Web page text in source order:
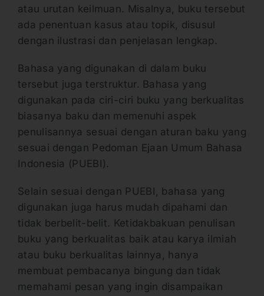
atau urutan keilmuan. Misalnya, buku tersebut
ada penentuan kasus atau topik, disusul
dengan ilustrasi dan penjelasan lengkap.
Bahasa yang digunakan di dalam buku
tersebut juga terstruktur. Bahasa yang
digunakan pada ciri-ciri buku yang berkualitas
biasanya baku dan memenuhi aspek
penulisannya sesuai dengan aturan baku yang
sesuai dengan Pedoman Ejaan Umum Bahasa
Indonesia (PUEBI).
Selain sesuai dengan PUEBI, bahasa yang
digunakan juga harus mudah dipahami dan
tidak berbelit-belit. Ketidakbakuan penulisan
buku yang berkualitas baik atau karya ilmiah
atau buku berkualitas lainnya, hanya
membuat pembacanya bingung dan tidak
memahami pesan yang ingin disampaikan